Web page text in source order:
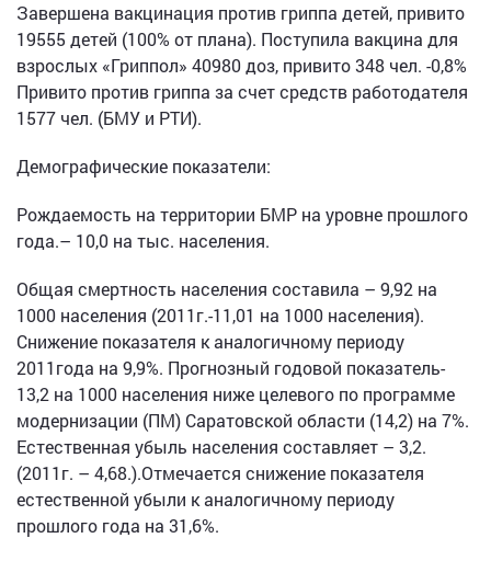
Завершена вакцинация против гриппа детей, привито
19555 детей (100% от плана). Поступила вакцина для
взрослых «Гриппол» 40980 доз, привито 348 чел. -0,8%
Привито против гриппа за счет средств работодателя
1577 чел. (БМУ и РТИ).
Демографические показатели:
Рождаемость на территории БМР на уровне прошлого
года.– 10,0 на тыс. населения.
Общая смертность населения составила – 9,92 на
1000 населения (2011г.-11,01 на 1000 населения).
Снижение показателя к аналогичному периоду
2011года на 9,9%. Прогнозный годовой показатель-
13,2 на 1000 населения ниже целевого по программе
модернизации (ПМ) Саратовской области (14,2) на 7%.
Естественная убыль населения составляет – 3,2.
(2011г. – 4,68.).Отмечается снижение показателя
естественной убыли к аналогичному периоду
прошлого года на 31,6%.